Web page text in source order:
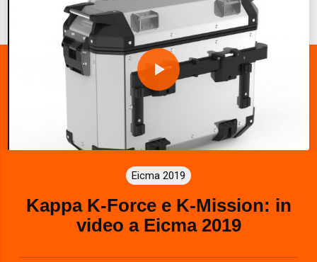
P
a
y
V
Eicma 2019
Kappa K-Force e K-Mission: in
video a Eicma 2019